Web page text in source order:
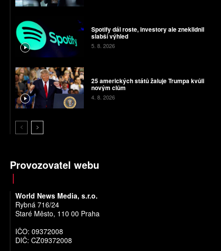
Spotify dál roste, investory ale zneklidnil
slabší výhled
5. 8. 2026
25 amerických států žaluje Trumpa kvůli
novým clům
4. 8. 2026
Provozovatel webu
World News Media, s.r.o.
Rybná 716/24
Staré Město, 110 00 Praha
IČO: 09372008
DIČ: CZ09372008